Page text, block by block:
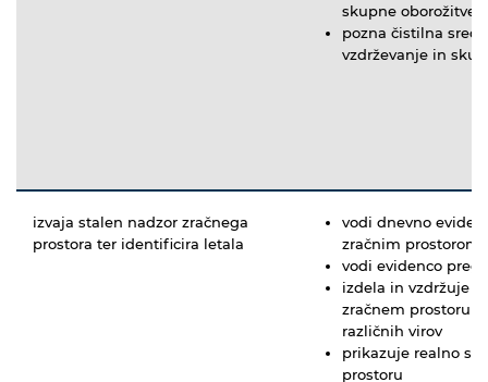
skupne oborožitve
pozna čistilna
vzdrževanje in
izvaja stalen nadzor zračnega
prostora ter identificira letala
vodi dnevno
zračnim prostorom
vodi evidenco
izdela in vzdržuje
zračnem prostoru
različnih virov
prikazuje realno
prostoru